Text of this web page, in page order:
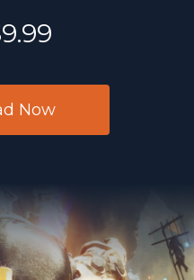
Now